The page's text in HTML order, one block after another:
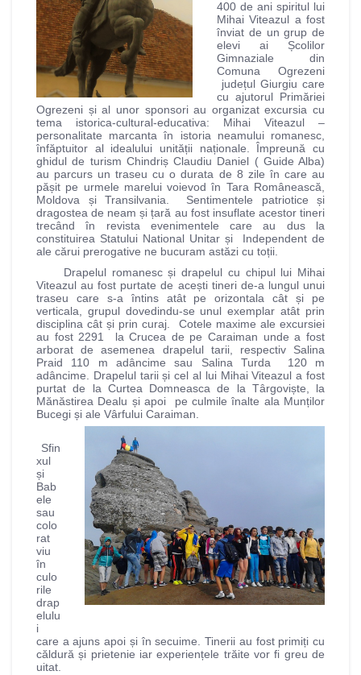
400 de ani spiritul lui
Mihai Viteazul a fost
înviat de un grup de
elevi ai Școlilor
Gimnaziale din
Comuna Ogrezeni
județul Giurgiu care
cu ajutorul Primăriei
Ogrezeni și al unor sponsori au organizat excursia cu
tema istorica-cultural-educativa: Mihai Viteazul –
personalitate marcanta în istoria neamului romanesc,
înfăptuitor al idealului unității naționale. Împreună cu
ghidul de turism Chindriș Claudiu Daniel ( Guide Alba)
au parcurs un traseu cu o durata de 8 zile în care au
pășit pe urmele marelui voievod în Tara Românească,
Moldova și Transilvania. Sentimentele patriotice și
dragostea de neam și țară au fost insuflate acestor tineri
trecând în revista evenimentele care au dus la
constituirea Statului National Unitar și Independent de
ale cărui prerogative ne bucuram astăzi cu toții.
Drapelul romanesc și drapelul cu chipul lui Mihai
Viteazul au fost purtate de acești tineri de-a lungul unui
traseu care s-a întins atât pe orizontala cât și pe
verticala, grupul dovedindu-se unul exemplar atât prin
disciplina cât și prin curaj. Cotele maxime ale excursiei
au fost 2291 la Crucea de pe Caraiman unde a fost
arborat de asemenea drapelul tarii, respectiv Salina
Praid 110 m adâncime sau Salina Turda 120 m
adâncime. Drapelul tarii și cel al lui Mihai Viteazul a fost
purtat de la Curtea Domneasca de la Târgoviște, la
Mănăstirea Dealu și apoi pe culmile înalte ala Munților
Bucegi și ale Vârfului Caraiman.
Sfin
xul
și
Bab
ele
sau
colo
rat
viu
în
culo
rile
drap
elulu
i
care a ajuns apoi și în secuime. Tinerii au fost primiți cu
căldură și prietenie iar experiențele trăite vor fi greu de
uitat.